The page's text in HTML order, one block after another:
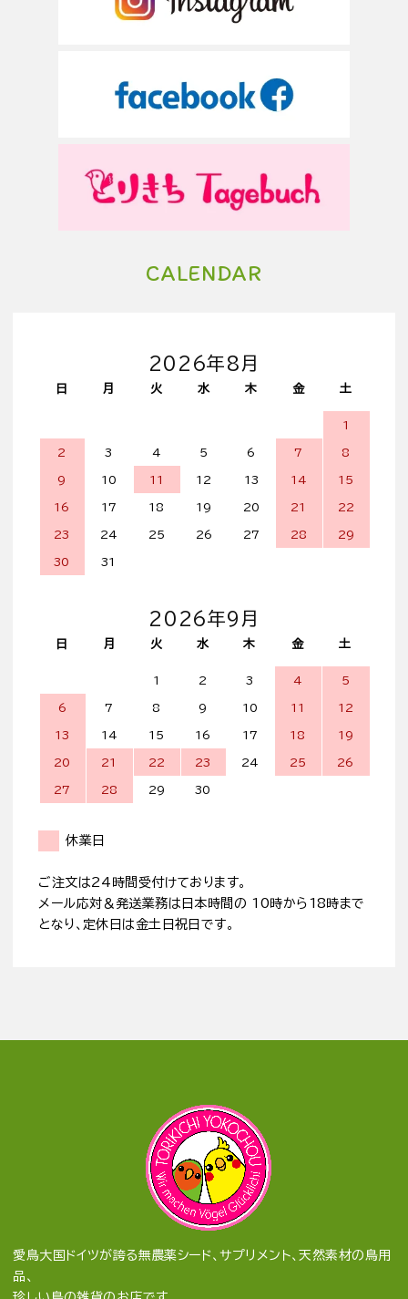
CALENDAR
2026年8月
日 月 火 水 木 金 土
1
2 3 4 5 6 7 8
9 10 11 12 13 14 15
16 17 18 19 20 21 22
23 24 25 26 27 28 29
30 31
2026年9月
日 月 火 水 木 金 土
1 2 3 4 5
6 7 8 9 10 11 12
13 14 15 16 17 18 19
20 21 22 23 24 25 26
27 28 29 30
休業日
ご注文は24時間受付けております。
メール応対＆発送業務は日本時間の 10時から18時まで
となり、定休日は金土日祝日です。
愛鳥大国ドイツが誇る無農薬シード、サプリメント、天然素材の鳥用
品、